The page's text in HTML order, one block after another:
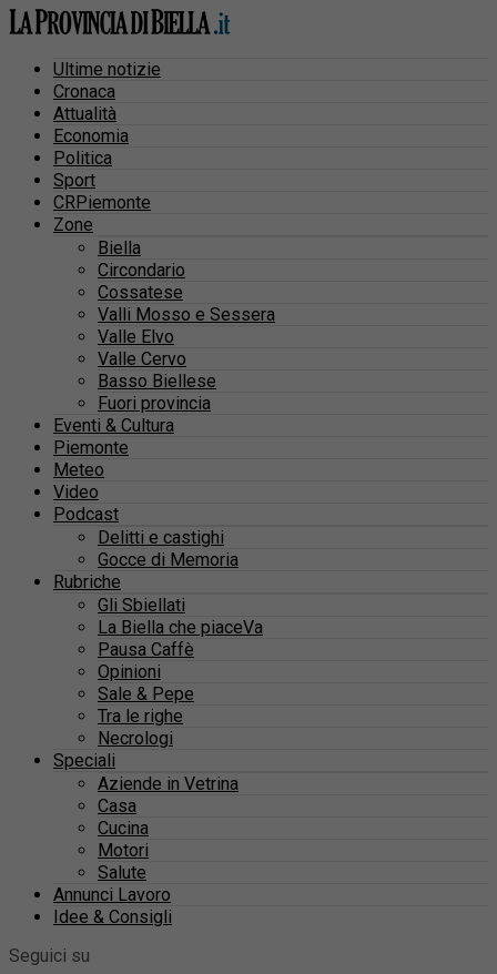
Ultime notizie
Cronaca
Attualità
Economia
Politica
Sport
CRPiemonte
Zone
Biella
Circondario
Cossatese
Valli Mosso e Sessera
Valle Elvo
Valle Cervo
Basso Biellese
Fuori provincia
Eventi & Cultura
Piemonte
Meteo
Video
Podcast
Delitti e castighi
Gocce di Memoria
Rubriche
Gli Sbiellati
La Biella che piaceVa
Pausa Caffè
Opinioni
Sale & Pepe
Tra le righe
Necrologi
Speciali
Aziende in Vetrina
Casa
Cucina
Motori
Salute
Annunci Lavoro
Idee & Consigli
Seguici su